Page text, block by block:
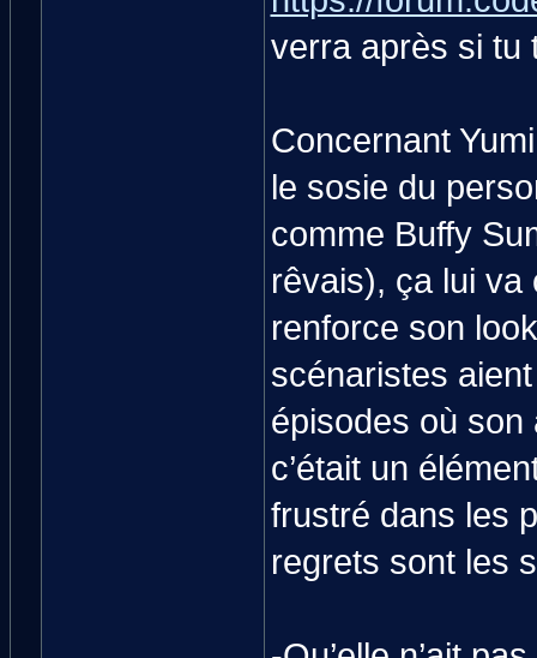
verra après si tu
Concernant
le sosie du
comme Buffy
rêvais), ça lui va
renforce son
scénaristes
épisodes où son
c’était un
frustré dans les
regrets sont les